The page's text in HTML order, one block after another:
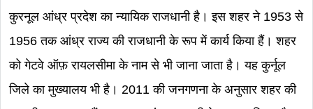
कुरनूल आंध्र प्रदेश का न्यायिक राजधानी है। इस शहर ने 1953 से
1956 तक आंध्र राज्य की राजधानी के रूप में कार्य किया हैं। शहर
को गेटवे ऑफ़ रायलसीमा के नाम से भी जाना जाता है। यह कुर्नूल
जिले का मुख्यालय भी है। 2011 की जनगणना के अनुसार शहर की